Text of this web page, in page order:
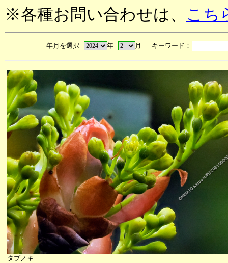
※各種お問い合わせは、 こち
年月を選択 年 月 キーワード：
タブノキ